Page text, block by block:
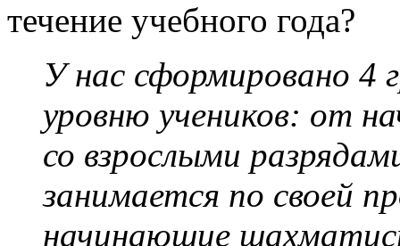
течение учебного года?
У нас сформировано 4
уровню учеников: от
со взрослыми
занимается по своей
начинающие